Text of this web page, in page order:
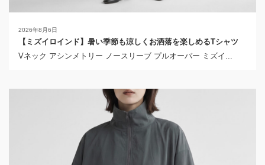
2026年8月6日
【ミズイロインド】暑い季節も涼しくお洒落を楽しめるTシャツ
Vネック アシンメトリー ノースリーブ プルオーバー ミズイ...